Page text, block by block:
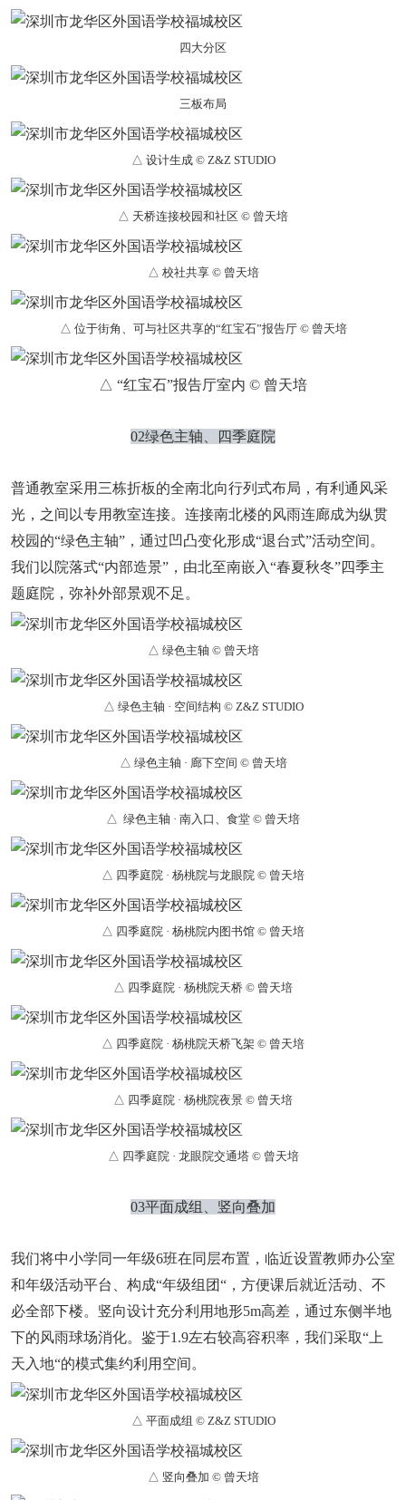
四大分区
三板布局
△ 设计生成 © Z&Z STUDIO
△ 天桥连接校园和社区 © 曾天培
△ 校社共享 © 曾天培
△ 位于街角、可与社区共享的“红宝石”报告厅 © 曾天培
△ “红宝石”报告厅室内 © 曾天培
02绿色主轴、四季庭院
普通教室采用三栋折板的全南北向行列式布局，有利通风采
光，之间以专用教室连接。连接南北楼的风雨连廊成为纵贯
校园的“绿色主轴”，通过凹凸变化形成“退台式”活动空间。
我们以院落式“内部造景”，由北至南嵌入“春夏秋冬”四季主
题庭院，弥补外部景观不足。
△ 绿色主轴 © 曾天培
△ 绿色主轴 · 空间结构 © Z&Z STUDIO
△ 绿色主轴 · 廊下空间 © 曾天培
△ 绿色主轴 · 南入口、食堂 © 曾天培
△ 四季庭院 · 杨桃院与龙眼院 © 曾天培
△ 四季庭院 · 杨桃院内图书馆 © 曾天培
△ 四季庭院 · 杨桃院天桥 © 曾天培
△ 四季庭院 · 杨桃院天桥飞架 © 曾天培
△ 四季庭院 · 杨桃院夜景 © 曾天培
△ 四季庭院 · 龙眼院交通塔 © 曾天培
03平面成组、竖向叠加
我们将中小学同一年级6班在同层布置，临近设置教师办公室
和年级活动平台、构成“年级组团“，方便课后就近活动、不
必全部下楼。竖向设计充分利用地形5m高差，通过东侧半地
下的风雨球场消化。鉴于1.9左右较高容积率，我们采取“上
天入地“的模式集约利用空间。
△ 平面成组 © Z&Z STUDIO
△ 竖向叠加 © 曾天培